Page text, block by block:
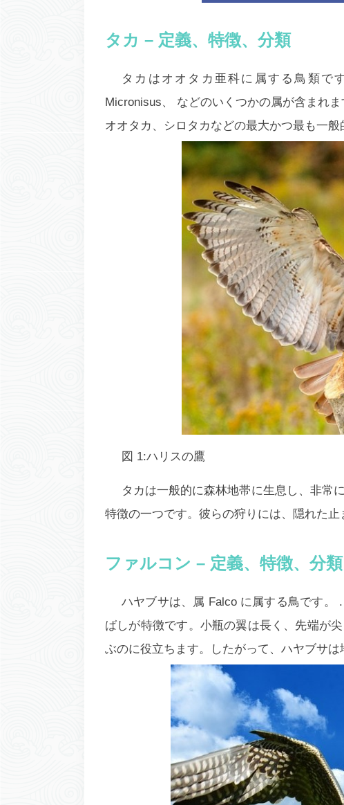
タカ – 定義、特徴、分類
タカはオオタカ亜科に属する鳥類で
Micronisus、
などのいくつかの属が含まれ
オオタカ、シロタカなどの最大かつ最も一般
図 1:ハリスの鷹
タカは一般的に森林地帯に生息し、非常
特徴の一つです。彼らの狩りには、隠れた
ファルコン – 定義、特徴、分類
ハヤブサは、属 Falcoに属する鳥です。 .
ばしが特徴です。小瓶の翼は長く、先端が
ぶのに役立ちます。したがって、ハヤブサは